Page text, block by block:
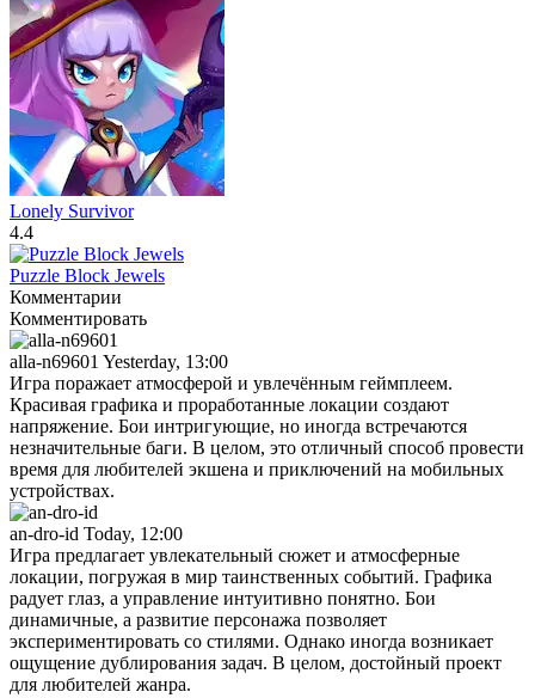
Lonely Survivor
4.4
Puzzle Block Jewels
Комментарии
Комментировать
alla-n69601 Yesterday, 13:00
Игра поражает атмосферой и увлечённым геймплеем.
Красивая графика и проработанные локации создают
напряжение. Бои интригующие, но иногда встречаются
незначительные баги. В целом, это отличный способ провести
время для любителей экшена и приключений на мобильных
устройствах.
an-dro-id Today, 12:00
Игра предлагает увлекательный сюжет и атмосферные
локации, погружая в мир таинственных событий. Графика
радует глаз, а управление интуитивно понятно. Бои
динамичные, а развитие персонажа позволяет
экспериментировать со стилями. Однако иногда возникает
ощущение дублирования задач. В целом, достойный проект
для любителей жанра.